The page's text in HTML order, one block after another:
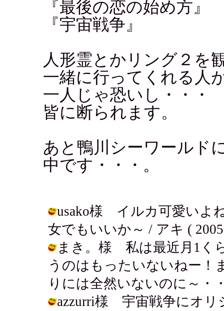
『最後の恋の始め方』
『宇宙戦争』
人形霊とかリング２を
一緒に行ってくれる人
一人じゃ恐いし・・・
皆に断られます。
あと鴨川シーワールド
中です・・・。
usako様 イルカ可愛いよ
女でもいいか～ / アキ (
まき。様 私は最近月1く
うのはもったいないねー！
りには全然いないのに～・
azzurri様 宇宙戦争にオリ